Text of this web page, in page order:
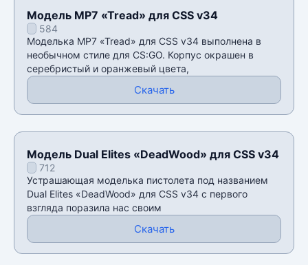
Модель MP7 «Tread» для CSS v34
584
Моделька MP7 «Tread» для CSS v34 выполнена в
необычном стиле для CS:GO. Корпус окрашен в
серебристый и оранжевый цвета,
Скачать
Модель Dual Elites «DeadWood» для CSS v34
712
Устрашающая моделька пистолета под названием
Dual Elites «DeadWood» для CSS v34 с первого
взгляда поразила нас своим
Скачать